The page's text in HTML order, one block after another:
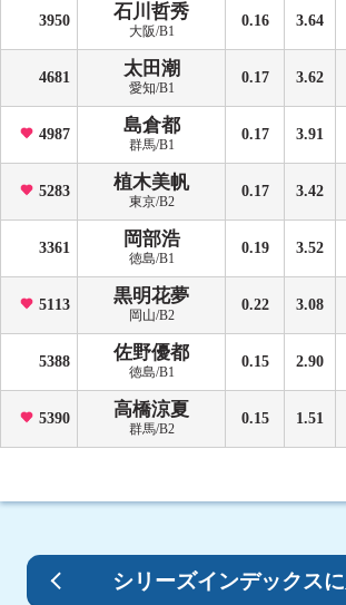
3950 石川哲秀
大阪/B1
0.16 3.64
4681 太田潮
愛知/B1
0.17 3.62
4987 島倉都
群馬/B1
0.17 3.91
5283 植木美帆
東京/B2
0.17 3.42
3361 岡部浩
徳島/B1
0.19 3.52
5113 黒明花夢
岡山/B2
0.22 3.08
5388 佐野優都
徳島/B1
0.15 2.90
5390 高橋涼夏
群馬/B2
0.15 1.51
シリーズインデックス